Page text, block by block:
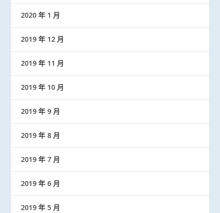
2020 年 1 月
2019 年 12 月
2019 年 11 月
2019 年 10 月
2019 年 9 月
2019 年 8 月
2019 年 7 月
2019 年 6 月
2019 年 5 月